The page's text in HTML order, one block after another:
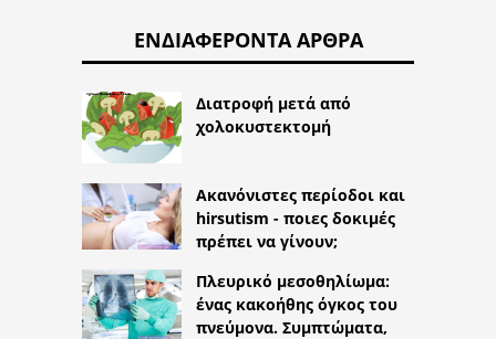
ΕΝΔΙΑΦΈΡΟΝΤΑ ΆΡΘΡΑ
Διατροφή μετά από
χολοκυστεκτομή
Ακανόνιστες περίοδοι και
hirsutism - ποιες δοκιμές
πρέπει να γίνουν;
Πλευρικό μεσοθηλίωμα:
ένας κακοήθης όγκος του
πνεύμονα. Συμπτώματα,